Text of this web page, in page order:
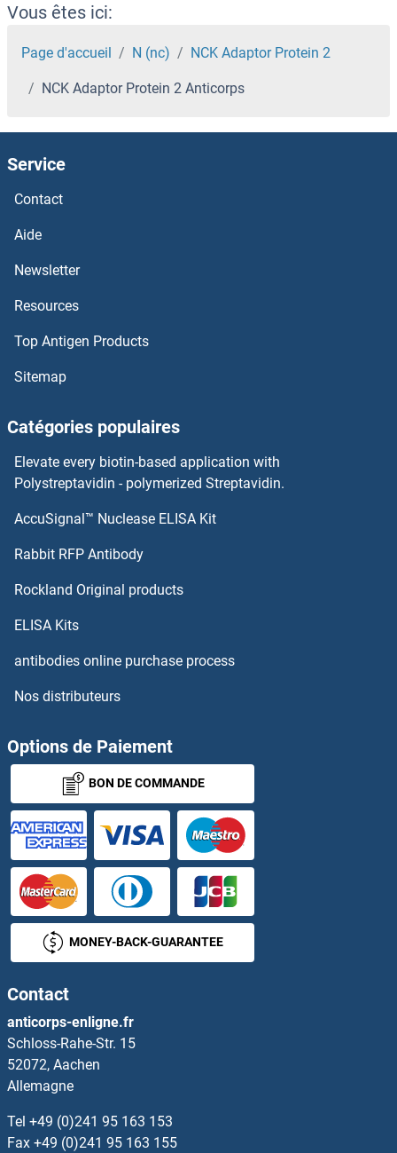
NCAPG2 Anticorps
NCAPG Anticorps
NCAPD3 Anticorps
NBPF8 Anticorps
NBPF6 Anticorps
NBPF4 Anticorps
NBC4 Anticorps
NCKAP1L Anticorps
NCKIPSD Anticorps
NCOA1 Anticorps
NCOA2 Anticorps
NCOA3 Anticorps
NCOA4 Anticorps
NCOA5 Anticorps
NCOA6 Anticorps
NCOA7 Anticorps
NCR1 Anticorps
NCR3 Anticorps
Vous êtes ici:
Page d'accueil N (nc) NCK Adaptor Protein 2
NCK Adaptor Protein 2 Anticorps
Service
Contact
Aide
Newsletter
Resources
Top Antigen Products
Sitemap
Catégories populaires
Elevate every biotin-based application with
Polystreptavidin - polymerized Streptavidin.
AccuSignal™ Nuclease ELISA Kit
Rabbit RFP Antibody
Rockland Original products
ELISA Kits
antibodies online purchase process
Nos distributeurs
Options de Paiement
BON DE COMMANDE
MONEY-BACK-GUARANTEE
Contact
anticorps-enligne.fr
Schloss-Rahe-Str. 15
52072, Aachen
Allemagne
Tel +49 (0)241 95 163 153
Fax +49 (0)241 95 163 155